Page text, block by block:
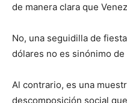
de manera clara que
No, una seguidilla de
dólares no es sinónimo
Al contrario, es una
descomposición social